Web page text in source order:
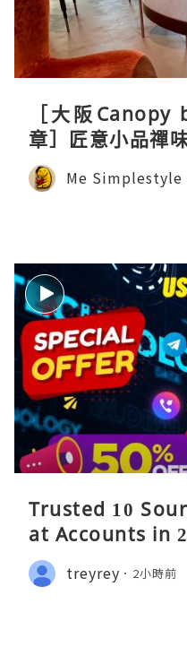
［大阪
章］匠意小品禪
Me Simplestyle
Trusted 10
at Accounts in
treyrey 2小時前